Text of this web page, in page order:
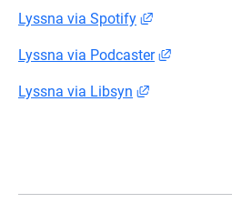
Lyssna via Spotify Länk till
Lyssna via Podcaster Länk till
Lyssna via Libsyn Länk till